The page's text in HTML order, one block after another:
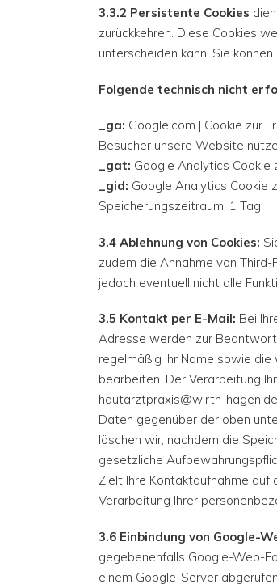
3.3.2 Persistente Cookies
zurückkehren. Diese Cookies
unterscheiden kann. Sie
Folgende technisch nicht
_ga: Google.com | Cookie zur
Besucher unsere Website
_gat: Google Analytics Cookie
_gid: Google Analytics Cookie
Speicherungszeitraum: 1 Tag
3.4 Ablehnung von Cookies:
zudem die Annahme von
jedoch eventuell nicht alle
3.5 Kontakt per E-Mail: Bei
Adresse werden zur
regelmäßig Ihr Name sowie
bearbeiten. Der Verarbeitung
hautarztpraxis@wirth-
Daten gegenüber der oben
löschen wir, nachdem die
gesetzliche
Zielt Ihre Kontaktaufnahme
Verarbeitung Ihrer
3.6 Einbindung von Google-
gegebenenfalls Google-Web-
einem Google-Server